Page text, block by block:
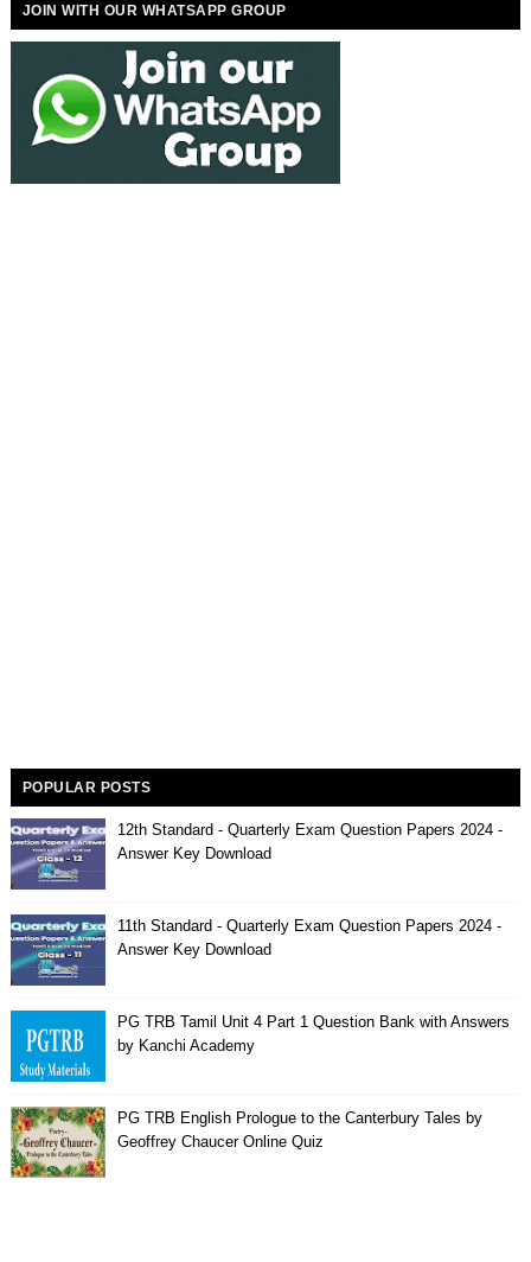
JOIN WITH OUR WHATSAPP GROUP
POPULAR POSTS
12th Standard - Quarterly Exam Question Papers 2024 -
Answer Key Download
11th Standard - Quarterly Exam Question Papers 2024 -
Answer Key Download
PG TRB Tamil Unit 4 Part 1 Question Bank with Answers
by Kanchi Academy
PG TRB English Prologue to the Canterbury Tales by
Geoffrey Chaucer Online Quiz